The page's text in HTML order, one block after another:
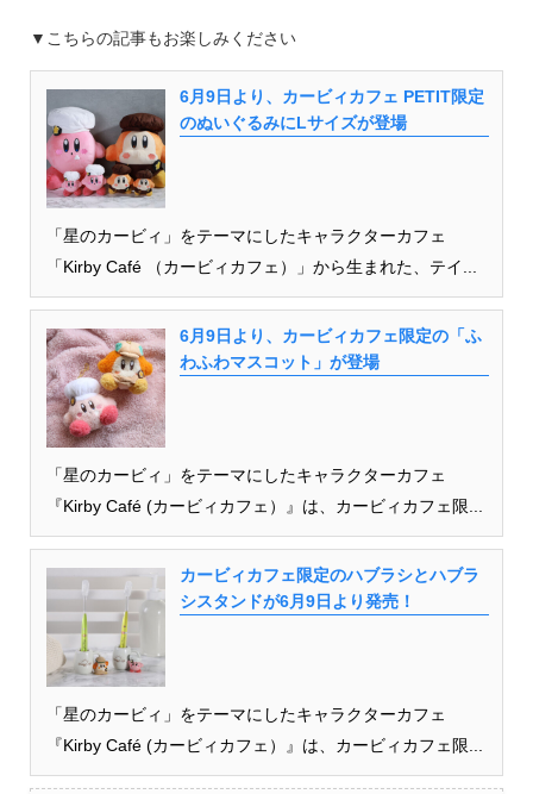
▼こちらの記事もお楽しみください
6月9日より、カービィカフェ PETIT限定
のぬいぐるみにLサイズが登場
「星のカービィ」をテーマにしたキャラクターカフェ
「Kirby Café （カービィカフェ）」から生まれた、テイ...
6月9日より、カービィカフェ限定の「ふ
わふわマスコット」が登場
「星のカービィ」をテーマにしたキャラクターカフェ
『Kirby Café (カービィカフェ）』は、カービィカフェ限...
カービィカフェ限定のハブラシとハブラ
シスタンドが6月9日より発売！
「星のカービィ」をテーマにしたキャラクターカフェ
『Kirby Café (カービィカフェ）』は、カービィカフェ限...